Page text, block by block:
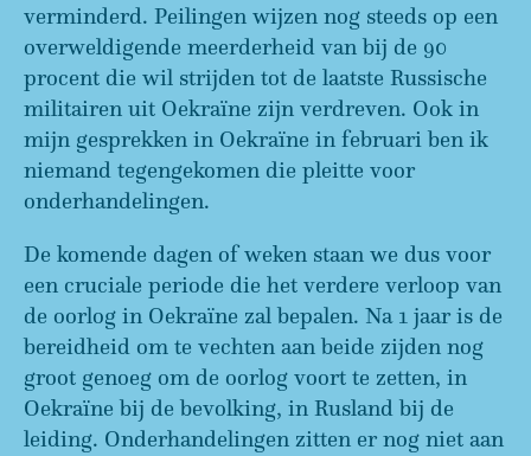
verminderd. Peilingen wijzen nog steeds op een
overweldigende meerderheid van bij de 90
procent die wil strijden tot de laatste Russische
militairen uit Oekraïne zijn verdreven. Ook in
mijn gesprekken in Oekraïne in februari ben ik
niemand tegengekomen die pleitte voor
onderhandelingen.
De komende dagen of weken staan we dus voor
een cruciale periode die het verdere verloop van
de oorlog in Oekraïne zal bepalen. Na 1 jaar is de
bereidheid om te vechten aan beide zijden nog
groot genoeg om de oorlog voort te zetten, in
Oekraïne bij de bevolking, in Rusland bij de
leiding. Onderhandelingen zitten er nog niet aan